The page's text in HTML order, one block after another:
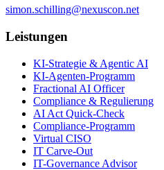
simon.schilling@nexuscon.net
Leistungen
KI-Strategie & Agentic AI
KI-Agenten-Programm
Fractional AI Officer
Compliance & Regulierung
AI Act Quick-Check
Compliance-Programm
Virtual CISO
IT Carve-Out
IT-Governance Advisor